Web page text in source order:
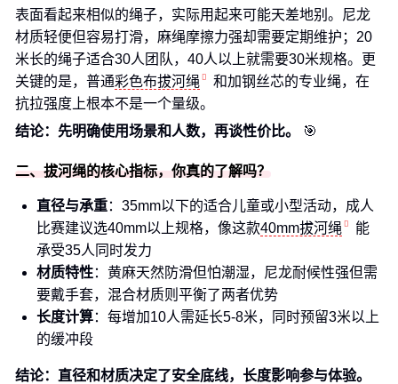
表面看起来相似的绳子，实际用起来可能天差地别。尼龙
材质轻便但容易打滑，麻绳摩擦力强却需要定期维护；20
米长的绳子适合30人团队，40人以上就需要30米规格。更
关键的是，普通彩色布拔河绳
和加钢丝芯的专业绳，在
抗拉强度上根本不是一个量级。
结论：先明确使用场景和人数，再谈性价比。
🎯
二、拔河绳的核心指标，你真的了解吗？
直径与承重：35mm以下的适合儿童或小型活动，成人
比赛建议选40mm以上规格，像这款40mm拔河绳
能
承受35人同时发力
材质特性：黄麻天然防滑但怕潮湿，尼龙耐候性强但需
要戴手套，混合材质则平衡了两者优势
长度计算：每增加10人需延长5-8米，同时预留3米以上
的缓冲段
结论：直径和材质决定了安全底线，长度影响参与体验。